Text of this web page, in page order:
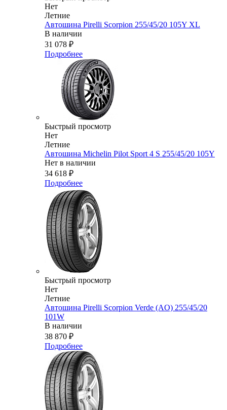
Нет
Летние
Автошина Pirelli Scorpion 255/45/20 105Y XL
В наличии
31 078 ₽
Подробнее
Быстрый просмотр
Нет
Летние
Автошина Michelin Pilot Sport 4 S 255/45/20 105Y
Нет в наличии
34 618 ₽
Подробнее
Быстрый просмотр
Нет
Летние
Автошина Pirelli Scorpion Verde (AO) 255/45/20
101W
В наличии
38 870 ₽
Подробнее